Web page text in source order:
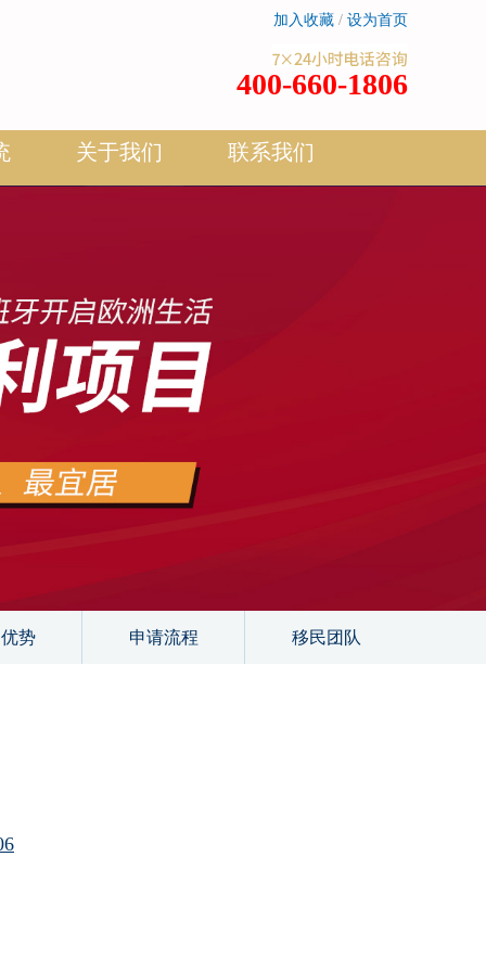
加入收藏 / 设为首页
400-660-1806
关于我们 联系我们
势 申请流程 移民团队